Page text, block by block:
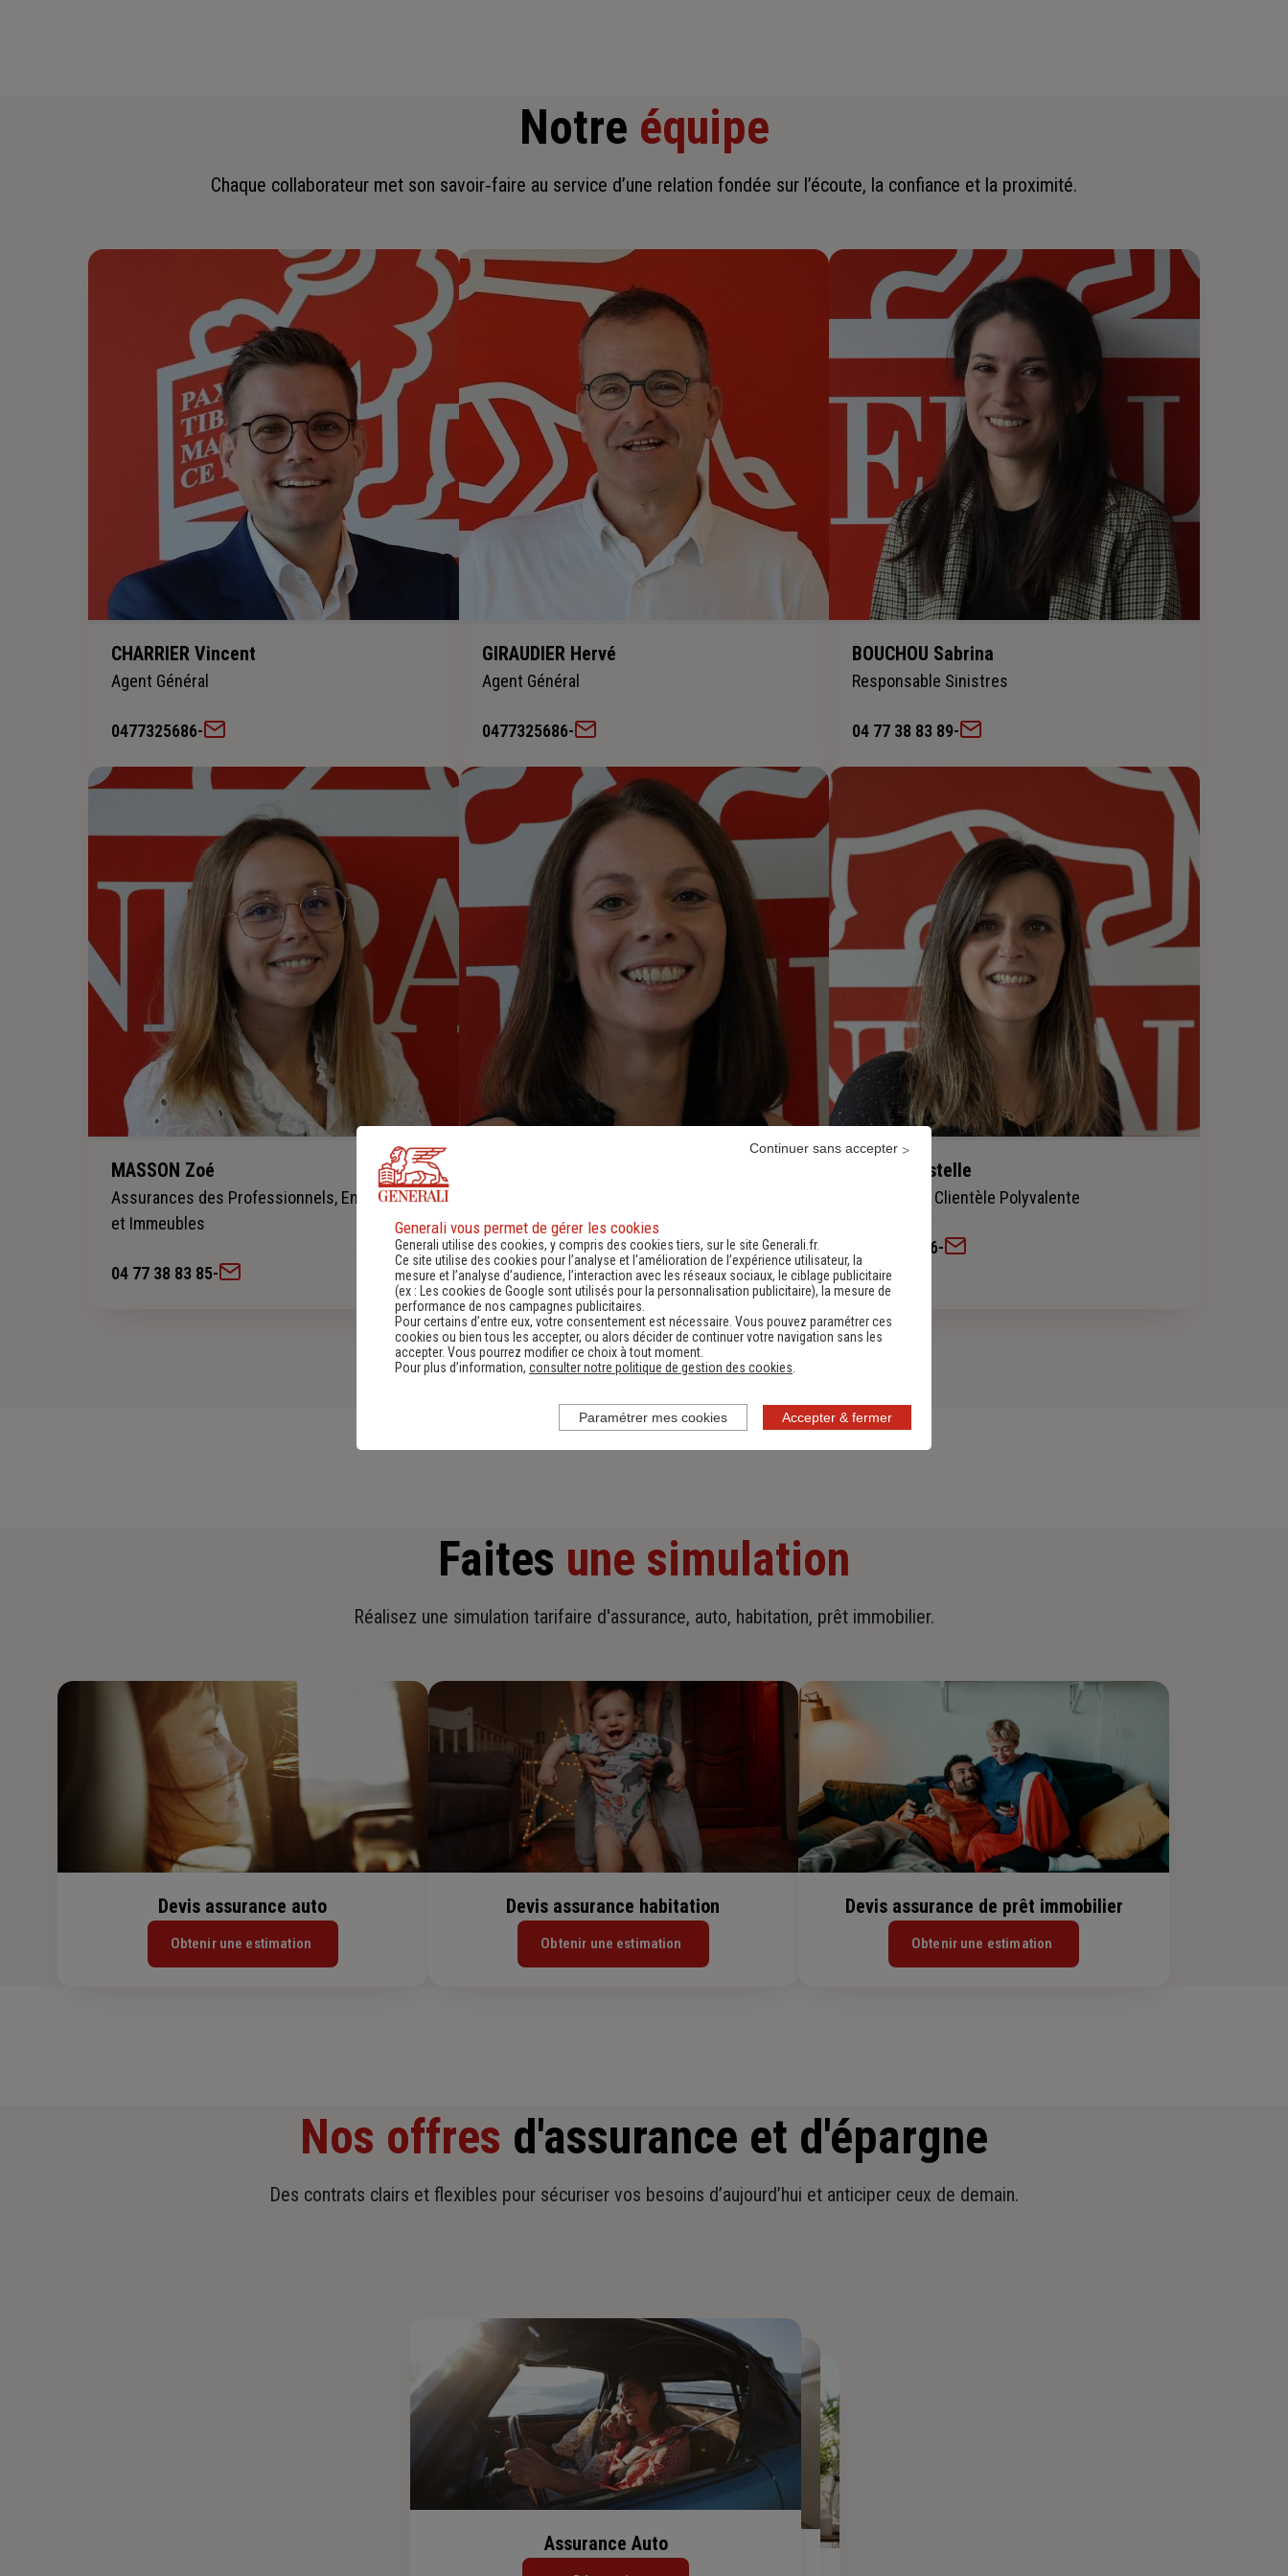
Notre équipe
Chaque collaborateur met son savoir‑faire au service d’une relation fondée sur l’écoute, la confiance et la proximité.
CHARRIER Vincent
Agent Général
0477325686-
GIRAUDIER Hervé
Agent Général
0477325686-
BOUCHOU Sabrina
Responsable Sinistres
04 77 38 83 89-
MASSON Zoé
Assurances des Professionnels, Entreprises
et Immeubles
04 77 38 83 85-
Placements
04 77 38 83 87-
TUDELA Estelle
Conseillère Clientèle Polyvalente
0477388386-
Faites une simulation
Réalisez une simulation tarifaire d'assurance, auto, habitation, prêt immobilier.
Devis assurance auto
Obtenir une estimation
Devis assurance habitation
Obtenir une estimation
Devis assurance de prêt immobilier
Obtenir une estimation
Nos offres d'assurance et d'épargne
Des contrats clairs et flexibles pour sécuriser vos besoins d’aujourd’hui et anticiper ceux de demain.
Assurance Habitation
Assurance Auto
Generali vous permet de gérer les cookies
Generali utilise des cookies, y compris des cookies tiers, sur le site Generali.fr.
Ce site utilise des cookies pour l’analyse et l'amélioration de l’expérience utilisateur, la
mesure et l’analyse d’audience, l’interaction avec les réseaux sociaux, le ciblage publicitaire
(ex :
Les cookies de Google sont utilisés pour la personnalisation publicitaire), la mesure de
performance de nos campagnes publicitaires.
Pour certains d’entre eux, votre consentement est nécessaire. Vous pouvez paramétrer ces
cookies ou bien tous les accepter, ou alors décider de continuer votre navigation sans les
accepter. Vous pourrez modifier ce choix à tout moment.
Pour plus d’information, consulter notre politique de gestion des cookies
Accepter & fermer
Continuer sans accepter
Paramétrer mes cookies